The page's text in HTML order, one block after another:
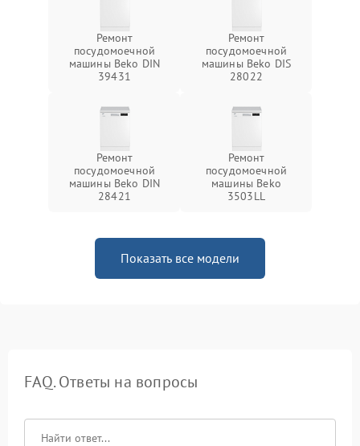
Ремонт
посудомоечной
машины Beko DIN
39431
Ремонт
посудомоечной
машины Beko DIS
28022
Ремонт
посудомоечной
машины Beko DIN
28421
Ремонт
посудомоечной
машины Beko
3503LL
Показать все модели
FAQ. Ответы на вопросы